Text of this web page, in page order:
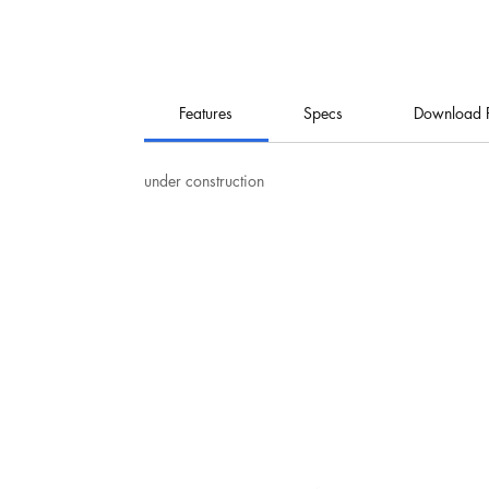
Features Specs Download
under construction